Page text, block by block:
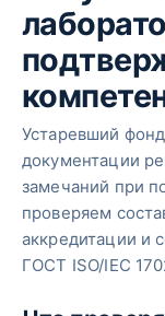
Устаревший
документации
замечаний при
проверяем
аккредитации и
ГОСТ ISO/IEC